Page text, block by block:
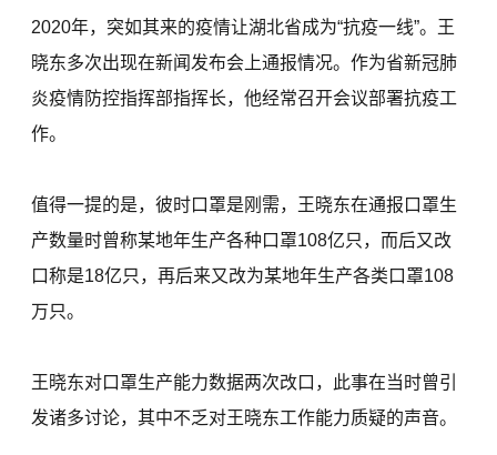
2020年，突如其来的疫情让湖北省成为“抗疫一线”。王
晓东多次出现在新闻发布会上通报情况。作为省新冠肺
炎疫情防控指挥部指挥长，他经常召开会议部署抗疫工
作。
值得一提的是，彼时口罩是刚需，王晓东在通报口罩生
产数量时曾称某地年生产各种口罩108亿只，而后又改
口称是18亿只，再后来又改为某地年生产各类口罩108
万只。
王晓东对口罩生产能力数据两次改口，此事在当时曾引
发诸多讨论，其中不乏对王晓东工作能力质疑的声音。